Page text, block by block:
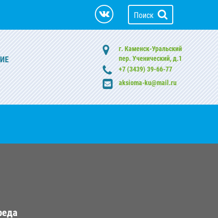
Поиск
г. Каменск-Уральский
пер. Ученический, д.1
+7 (3439) 39-66-77
aksioma-ku@mail.ru